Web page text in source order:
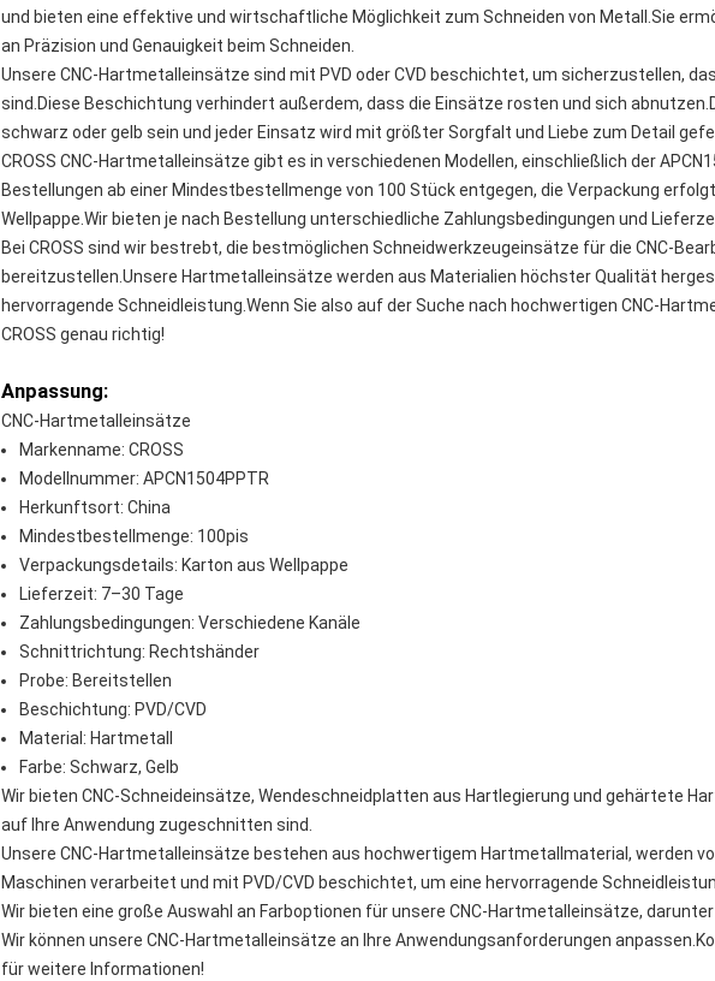
und bieten eine effektive und wirtschaftliche Möglichkeit zum Schneiden von Metall.Sie
an Präzision und Genauigkeit beim Schneiden.
Unsere CNC-Hartmetalleinsätze sind mit PVD oder CVD beschichtet, um sicherzustellen,
sind.Diese Beschichtung verhindert außerdem, dass die Einsätze rosten und sich
schwarz oder gelb sein und jeder Einsatz wird mit größter Sorgfalt und Liebe zum Detail
CROSS CNC-Hartmetalleinsätze gibt es in verschiedenen Modellen, einschließlich der
Bestellungen ab einer Mindestbestellmenge von 100 Stück entgegen, die Verpackung
Wellpappe.Wir bieten je nach Bestellung unterschiedliche Zahlungsbedingungen und
Bei CROSS sind wir bestrebt, die bestmöglichen Schneidwerkzeugeinsätze für die CNC-
bereitzustellen.Unsere Hartmetalleinsätze werden aus Materialien höchster Qualität
hervorragende Schneidleistung.Wenn Sie also auf der Suche nach hochwertigen CNC-
CROSS genau richtig!
Anpassung:
CNC-Hartmetalleinsätze
Markenname: CROSS
Modellnummer: APCN1504PPTR
Herkunftsort: China
Mindestbestellmenge: 100pis
Verpackungsdetails: Karton aus Wellpappe
Lieferzeit: 7–30 Tage
Zahlungsbedingungen: Verschiedene Kanäle
Schnittrichtung: Rechtshänder
Probe: Bereitstellen
Beschichtung: PVD/CVD
Material: Hartmetall
Farbe: Schwarz, Gelb
Wir bieten CNC-Schneideinsätze, Wendeschneidplatten aus Hartlegierung und gehärtete
auf Ihre Anwendung zugeschnitten sind.
Unsere CNC-Hartmetalleinsätze bestehen aus hochwertigem Hartmetallmaterial, werden
Maschinen verarbeitet und mit PVD/CVD beschichtet, um eine hervorragende
Wir bieten eine große Auswahl an Farboptionen für unsere CNC-Hartmetalleinsätze, darunter
Wir können unsere CNC-Hartmetalleinsätze an Ihre Anwendungsanforderungen
für weitere Informationen!